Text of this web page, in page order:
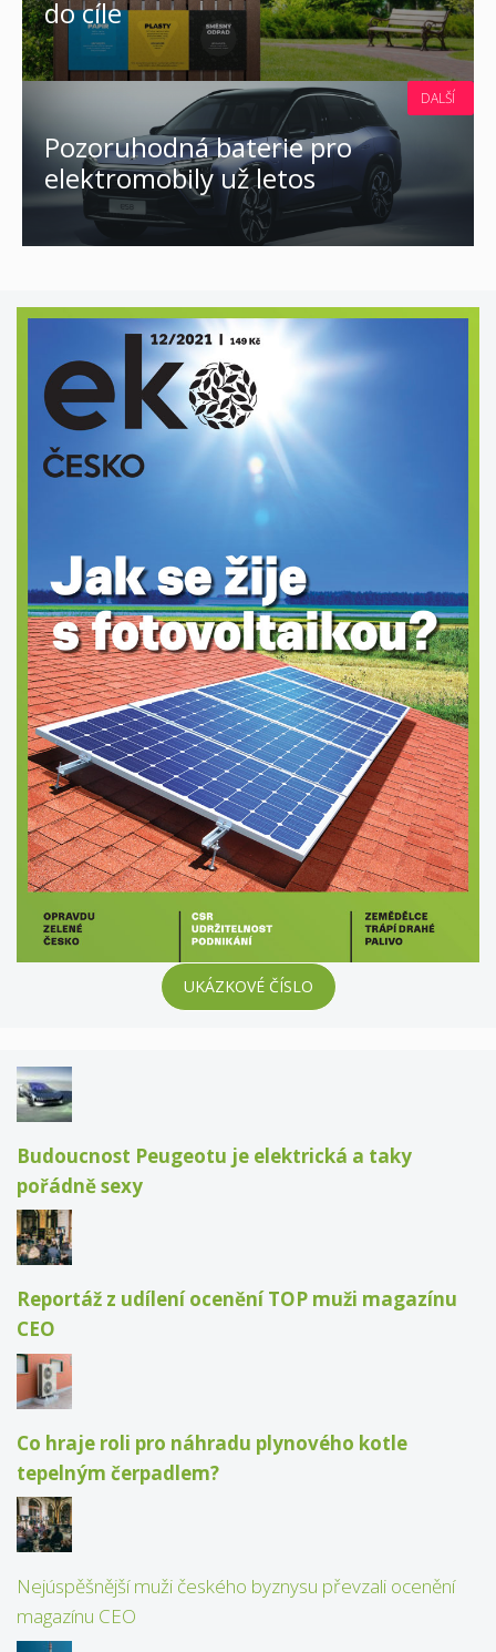
do cíle
Pozoruhodná baterie pro
elektromobily už letos
DALŠÍ
UKÁZKOVÉ ČÍSLO
Budoucnost Peugeotu je elektrická a taky
pořádně sexy
Reportáž z udílení ocenění TOP muži magazínu
CEO
Co hraje roli pro náhradu plynového kotle
tepelným čerpadlem?
Nejúspěšnější muži českého byznysu převzali ocenění
magazínu CEO